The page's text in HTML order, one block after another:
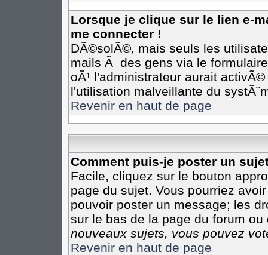
Lorsque je clique sur le lien e-
me connecter !
DÃ©solÃ©, mais seuls les
mails Ã des gens via le
oÃ¹ l'administrateur aurait
l'utilisation malveillante du
Revenir en haut de page
Comment puis-je poster un
Facile, cliquez sur le bouton
page du sujet. Vous pourriez
pouvoir poster un message; les
sur le bas de la page du forum
nouveaux sujets, vous pouvez
Revenir en haut de page